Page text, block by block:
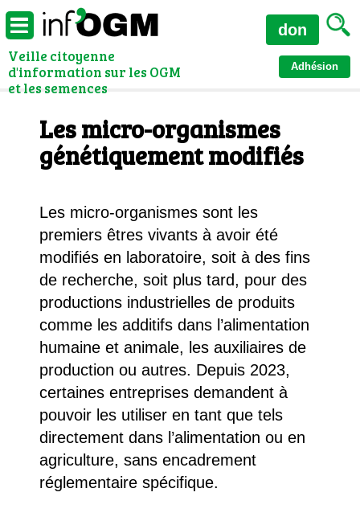
Veille citoyenne
d'information sur les OGM
et les semences
Adhésion
don
Les micro-organismes
génétiquement modifiés
Les micro-organismes sont les
premiers êtres vivants à avoir été
modifiés en laboratoire, soit à des fins
de recherche, soit plus tard, pour des
productions industrielles de produits
comme les additifs dans l’alimentation
humaine et animale, les auxiliaires de
production ou autres. Depuis 2023,
certaines entreprises demandent à
pouvoir les utiliser en tant que tels
directement dans l’alimentation ou en
agriculture, sans encadrement
réglementaire spécifique.